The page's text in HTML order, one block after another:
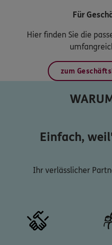
Für
Hier finden Sie die
zum
Einfach,
Ihr verlässlicher